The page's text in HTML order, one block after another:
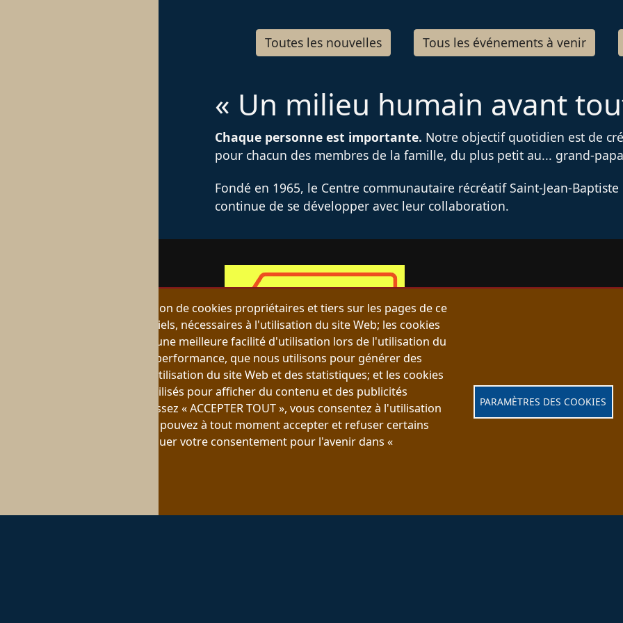
Toutes les nouvelles Tous les événements à venir
Texte supplémentaire
« Un milieu humain avant
Chaque personne est importante. Notre objectif quotidien est de
pour chacun des membres de la famille, du plus petit au... grand-
Fondé en 1965, le Centre communautaire récréatif Saint-Jean-
continue de se développer avec leur collaboration.
114, 11e Avenue
Nous utilisons une sélection de cookies propriétaires et tiers sur les pages de ce
site Web : Cookies essentiels, nécessaires à l'utilisation du site Web; les cookies
fonctionnels, qui offrent une meilleure facilité d'utilisation lors de l'utilisation du
site Web ; les cookies de performance, que nous utilisons pour générer des
données agrégées sur l'utilisation du site Web et des statistiques; et les cookies
de marketing, qui sont utilisés pour afficher du contenu et des publicités
pertinents. Si vous choisissez « ACCEPTER TOUT », vous consentez à l'utilisation
de tous les cookies. Vous pouvez à tout moment accepter et refuser certains
types de cookies et révoquer votre consentement pour l'avenir dans «
PARAMÈTRES DES COOKIES